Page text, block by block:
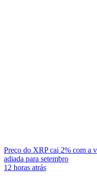
Preço do XRP cai 2% com a
adiada para setembro
12 horas atrás